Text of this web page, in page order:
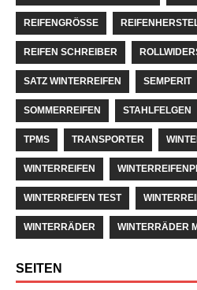
REIFENGRÖSSE
REIFEN SCHREIBER
SATZ WINTERREIFEN SEMPERIT
SOMMERREIFEN STAHLFELGEN
TPMS TRANSPORTER
WINTERREIFEN
WINTERREIFEN TEST
WINTERRÄDER WINTERRÄDER
SEITEN